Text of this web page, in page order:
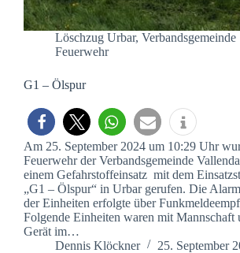
Löschzug Urbar, Verbandsgemeinde
Feuerwehr
G1 – Ölspur
Am 25. September 2024 um 10:29 Uhr
Feuerwehr der Verbandsgemeinde
einem Gefahrstoffeinsatz mit dem
„G1 – Ölspur“ in Urbar gerufen. Die
der Einheiten erfolgte über
Folgende Einheiten waren mit Mannschaft
Gerät im…
Dennis Klöckner
25. September